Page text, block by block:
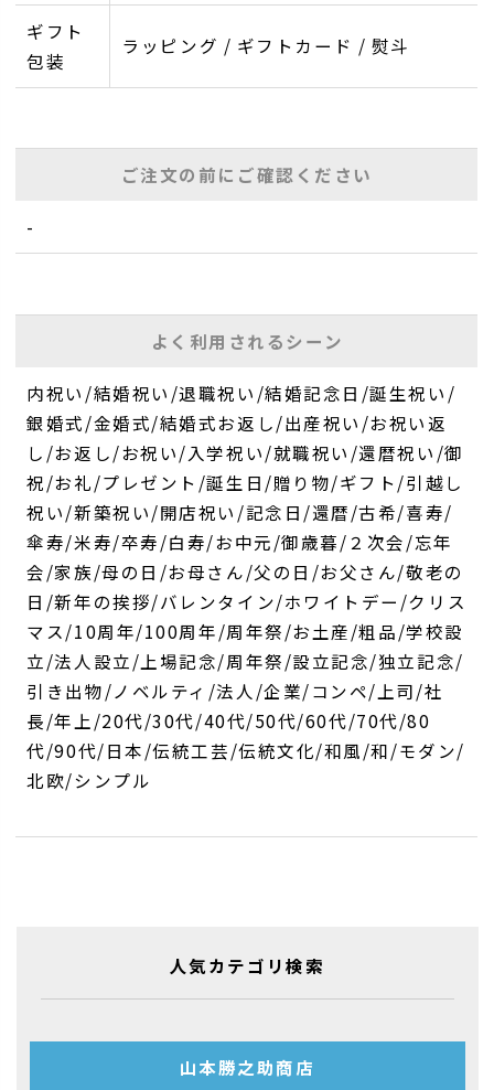
ギフト
包装
ラッピング / ギフトカード / 熨斗
ご注文の前にご確認ください
-
よく利用されるシーン
内祝い/結婚祝い/退職祝い/結婚記念日/誕生祝い/
銀婚式/金婚式/結婚式お返し/出産祝い/お祝い返
し/お返し/お祝い/入学祝い/就職祝い/還暦祝い/御
祝/お礼/プレゼント/誕生日/贈り物/ギフト/引越し
祝い/新築祝い/開店祝い/記念日/還暦/古希/喜寿/
傘寿/米寿/卒寿/白寿/お中元/御歳暮/２次会/忘年
会/家族/母の日/お母さん/父の日/お父さん/敬老の
日/新年の挨拶/バレンタイン/ホワイトデー/クリス
マス/10周年/100周年/周年祭/お土産/粗品/学校設
立/法人設立/上場記念/周年祭/設立記念/独立記念/
引き出物/ノベルティ/法人/企業/コンペ/上司/社
長/年上/20代/30代/40代/50代/60代/70代/80
代/90代/日本/伝統工芸/伝統文化/和風/和/モダン/
北欧/シンプル
人気カテゴリ検索
山本勝之助商店